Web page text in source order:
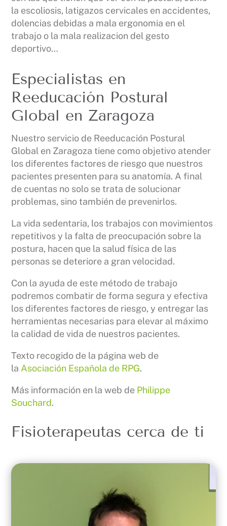
la escoliosis, latigazos cervicales en accidentes,
dolencias debidas a mala ergonomia en el
trabajo o la mala realizacion del gesto
deportivo…
Especialistas en
Reeducación Postural
Global en Zaragoza
Nuestro servicio de Reeducación Postural
Global en Zaragoza tiene como objetivo atender
los diferentes factores de riesgo que nuestros
pacientes presenten para su anatomía. A final
de cuentas no solo se trata de solucionar
problemas, sino también de prevenirlos.
La vida sedentaria, los trabajos con movimientos
repetitivos y la falta de preocupación sobre la
postura, hacen que la salud física de las
personas se deteriore a gran velocidad.
Con la ayuda de este método de trabajo
podremos combatir de forma segura y efectiva
los diferentes factores de riesgo, y entregar las
herramientas necesarias para elevar al máximo
la calidad de vida de nuestros pacientes.
Texto recogido de la página web de
la Asociación Española de RPG.
Más información en la web de Philippe
Souchard.
Fisioterapeutas cerca de ti